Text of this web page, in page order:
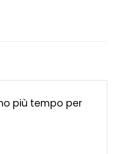
più tempo per